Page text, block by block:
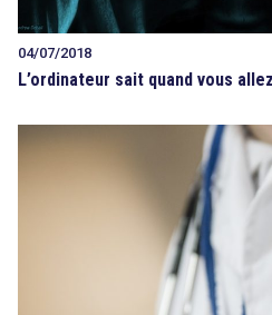
04/07/2018
L’ordinateur sait quand vous